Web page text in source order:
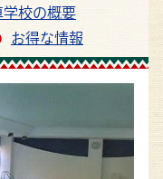
学校の概要
お得な情報